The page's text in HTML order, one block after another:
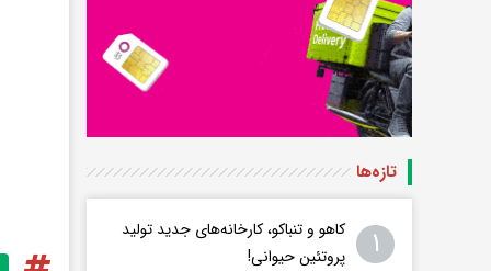
تازه‌ها
۱
کاهو و تنباکو، کارخانه‌های جدید تولید
پروتئین حیوانی!